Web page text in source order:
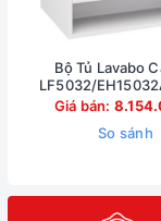
Bộ Tủ Lavabo
LF5032/
Tường
Giá bán:
So sánh